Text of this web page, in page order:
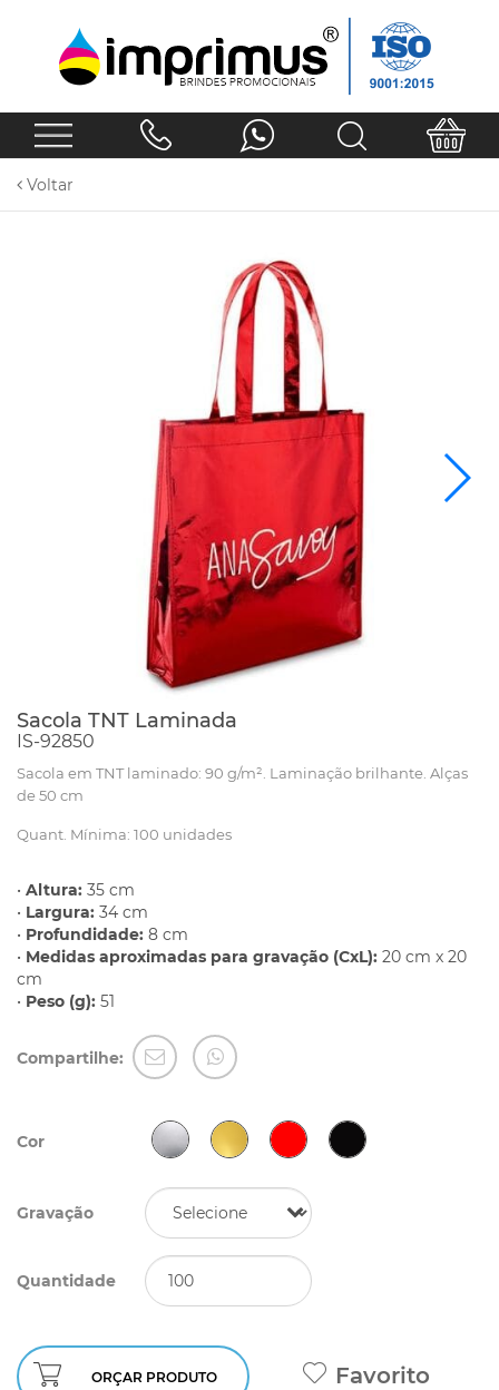
Voltar
Sacola TNT Laminada
IS-92850
Sacola em TNT laminado: 90 g/m². Laminação brilhante. Alças
de 50 cm
Quant. Mínima: 100 unidades
• Altura: 35 cm
• Largura: 34 cm
• Profundidade: 8 cm
• Medidas aproximadas para gravação (CxL): 20 cm x 20
cm
• Peso (g): 51
Compartilhe:
Cor
Gravação
Quantidade
ORÇAR PRODUTO Favorito